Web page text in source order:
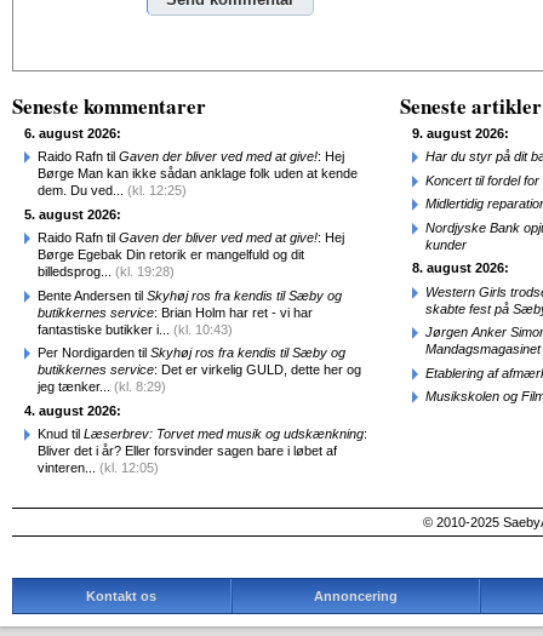
Seneste kommentarer
6. august 2026:
Raido Rafn til Gaven der bliver ved med at give!: Hej
Børge Man kan ikke sådan anklage folk uden at kende
dem. Du ved... (kl. 12:25)
5. august 2026:
Raido Rafn til Gaven der bliver ved med at give!: Hej
Børge Egebak Din retorik er mangelfuld og dit
billedsprog... (kl. 19:28)
Bente Andersen til Skyhøj ros fra kendis til Sæby og
butikkernes service: Brian Holm har ret - vi har
fantastiske butikker i... (kl. 10:43)
Per Nordigarden til Skyhøj ros fra kendis til Sæby og
butikkernes service: Det er virkelig GULD, dette her og
jeg tænker... (kl. 8:29)
4. august 2026:
Knud til Læserbrev: Torvet med musik og udskænkning:
Bliver det i år? Eller forsvinder sagen bare i løbet af
vinteren... (kl. 12:05)
Seneste artikler
9. august 2026:
Har du styr på dit
Koncert til fordel
Midlertidig
Nordjyske Bank
kunder
8. august 2026:
Western Girls
skabte fest på
Jørgen Anker
Mandagsmagasinet
Etablering af
Musikskolen og
© 2010-2025
Kontakt os Annoncering